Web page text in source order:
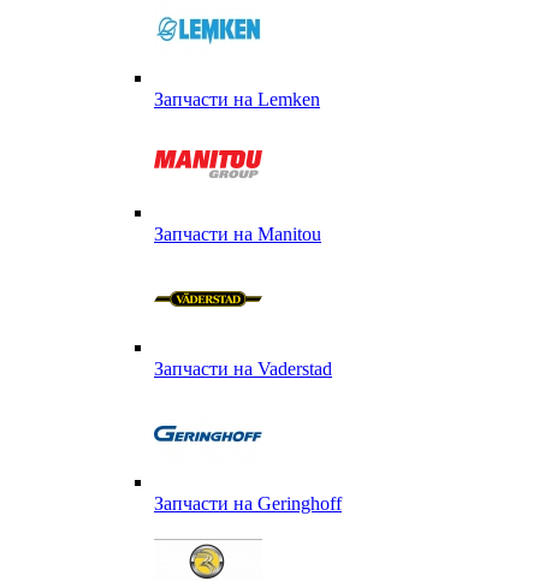
Запчасти на Lemken
Запчасти на Manitou
Запчасти на Vaderstad
Запчасти на Geringhoff